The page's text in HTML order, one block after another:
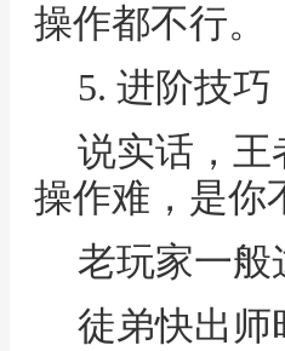
操作都不行。
5. 进阶技
说实话，王
操作难，是你
老玩家一般
徒弟快出师